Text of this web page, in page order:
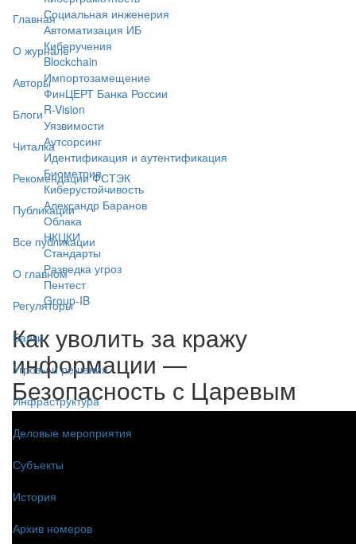
Главная
О журнале
Авторы
Блоги
Читалка
Рекомендации ФСТЭК
Публикации
Все публикации
О главном
Регуляторы
Банки
Угрозы и решения
Инфраструктура
Деловые мероприятия
Субъекты
История
Архив номеров
Социальная инженерия
Автоматизация ИБ
Киберучения
Blockchain
Импортозамещение
ФинЦЕРТ Банка России
R-Vision
Уязвимости
Аутсорсинг
Идентификация и аутентификация
Биометрия
Киберустойчивость
Александр Баранов
Облака
НКЦКИ
Стандарты
Разведка угроз
Пентест
Group-IB
Как уволить за кражу
информации —
Безопасность с Царевым